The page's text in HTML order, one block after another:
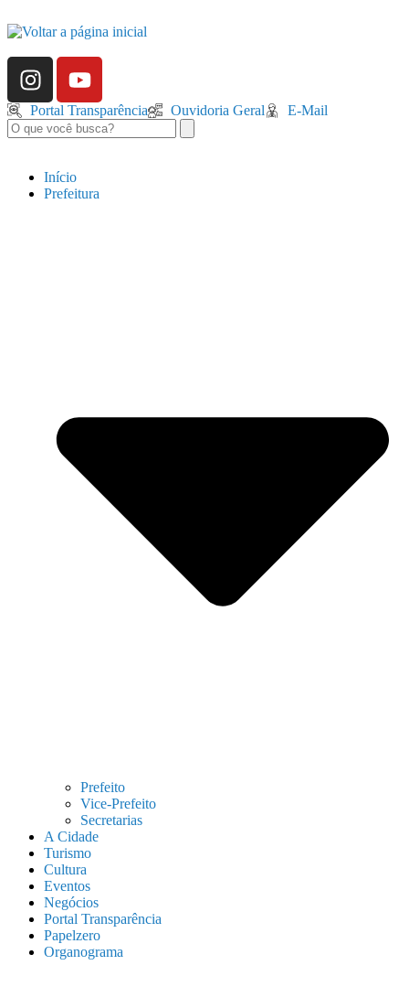
Portal Transparência Ouvidoria Geral E-Mail
Início
Prefeitura
Prefeito
Vice-Prefeito
Secretarias
A Cidade
Turismo
Cultura
Eventos
Negócios
Portal Transparência
Papelzero
Organograma